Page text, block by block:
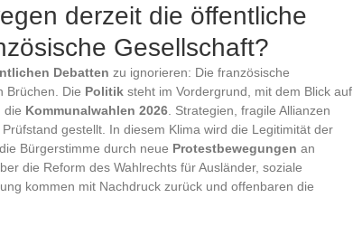
derzeit die öffentliche
Gesellschaft?
Debatten zu ignorieren: Die französische
Brüchen. Die Politik steht im Vordergrund, mit dem Blick auf
die Kommunalwahlen 2026 . Strategien, fragile Allianzen
gestellt. In diesem Klima wird die Legitimität der
Bürgerstimme durch neue Protestbewegungen an
die Reform des Wahlrechts für Ausländer, soziale
kommen mit Nachdruck zurück und offenbaren die